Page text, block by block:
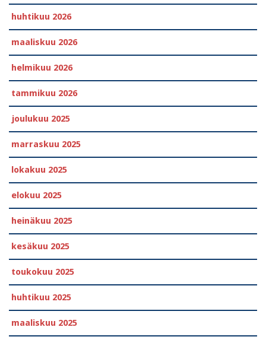
huhtikuu 2026
maaliskuu 2026
helmikuu 2026
tammikuu 2026
joulukuu 2025
marraskuu 2025
lokakuu 2025
elokuu 2025
heinäkuu 2025
kesäkuu 2025
toukokuu 2025
huhtikuu 2025
maaliskuu 2025